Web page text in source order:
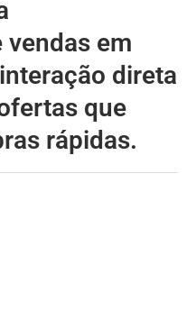
em
direta
que
rápidas.